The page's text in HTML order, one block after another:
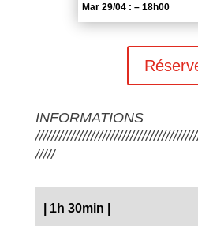
Mar 29/04 : – 18h00
INFORMATIONS
/////
1h 30min